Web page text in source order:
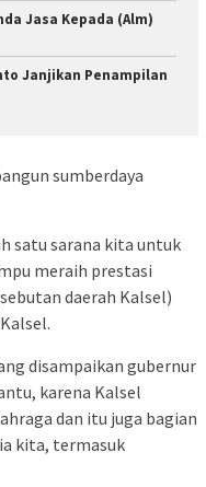
Jasa Kepada (Alm)
Janjikan Penampilan
sumberdaya
satu sarana kita untuk
meraih prestasi
daerah Kalsel)
disampaikan gubernur
karena Kalsel
dan itu juga bagian
kita, termasuk